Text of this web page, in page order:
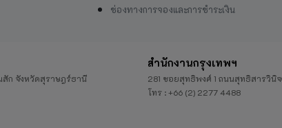
ช่องทางการจองและการชำระเงิน
ก จังหวัดสุราษฎร์ธานี
สำนักงานกรุงเทพฯ
281 ซอยสุทธิพงศ์ 1 ถนนสุทธิสารวินิ
โทร : +66 (2) 2277 4488